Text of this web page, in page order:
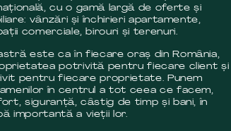
cu o gamă largă de oferte și
vânzări și închirieri apartamente,
comerciale, birouri și terenuri.
este ca în fiecare oraș din România,
potrivită pentru fiecare client și
pentru fiecare proprietate. Punem
în centrul a tot ceea ce facem,
siguranță, câstig de timp și bani, în
importantă a vieții lor.